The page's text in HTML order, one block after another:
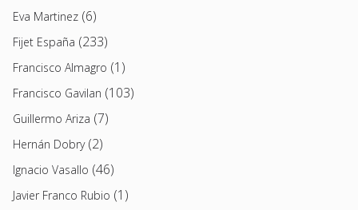
Eva Martinez (6)
Fijet España (233)
Francisco Almagro (1)
Francisco Gavilan (103)
Guillermo Ariza (7)
Hernán Dobry(2)
Ignacio Vasallo (46)
Javier Franco Rubio (1)